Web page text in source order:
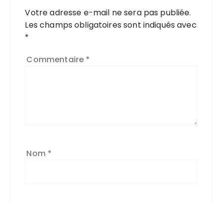
Votre adresse e-mail ne sera pas publiée.
Les champs obligatoires sont indiqués avec
*
Commentaire *
Nom *